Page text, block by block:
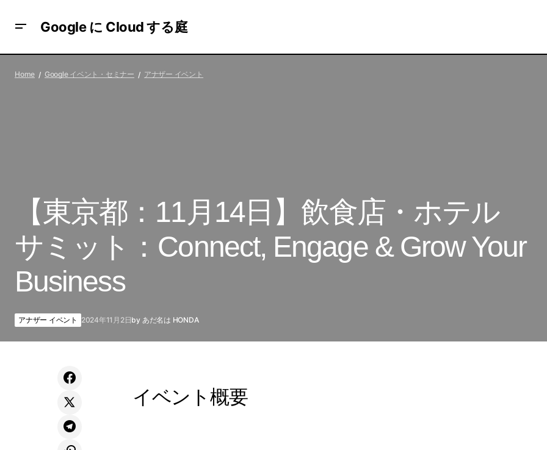
Google に Cloud する庭
【埼玉県：11月13日】GIGA 参観日 2024
in 埼玉県戸田市
ント
Home Google イベント・セミナー アナザー イベント
【東京都：11月14日】飲食店・ホテル
サミット：Connect, Engage & Grow Your
Business
アナザー イベント 2024年11月2日by あだ名は HONDA
イベント概要